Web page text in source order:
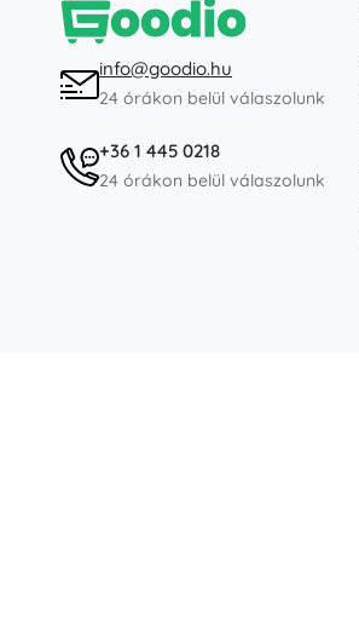
info@goodio.hu
24 órákon belül válaszolunk
+36 1 445 0218
24 órákon belül válaszolunk